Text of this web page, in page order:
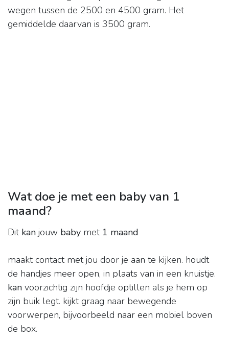
wegen tussen de 2500 en 4500 gram. Het
gemiddelde daarvan is 3500 gram.
Wat doe je met een baby van 1
maand?
Dit kan jouw baby met 1 maand
maakt contact met jou door je aan te kijken. houdt
de handjes meer open, in plaats van in een knuistje.
kan voorzichtig zijn hoofdje optillen als je hem op
zijn buik legt. kijkt graag naar bewegende
voorwerpen, bijvoorbeeld naar een mobiel boven
de box.